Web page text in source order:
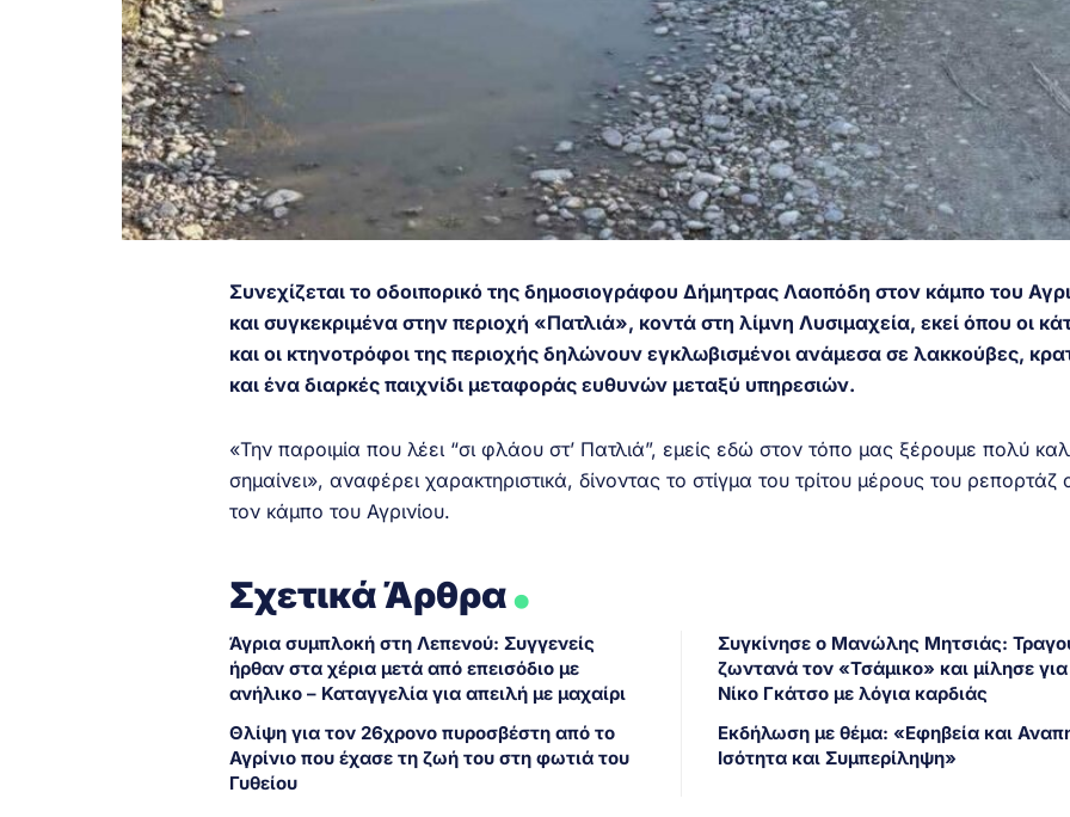
Συνεχίζεται το οδοιπορικό της δημοσιογράφου Δήμητρας Λαοπόδη στον κάμπο του
και συγκεκριμένα στην περιοχή «Πατλιά», κοντά στη λίμνη Λυσιμαχεία, εκεί όπου οι
και οι κτηνοτρόφοι της περιοχής δηλώνουν εγκλωβισμένοι ανάμεσα σε λακκούβες,
και ένα διαρκές παιχνίδι μεταφοράς ευθυνών μεταξύ υπηρεσιών.
«Την παροιμία που λέει “σι φλάου στ’ Πατλιά”, εμείς εδώ στον τόπο μας ξέρουμε πολύ
σημαίνει», αναφέρει χαρακτηριστικά, δίνοντας το στίγμα του τρίτου μέρους του ρεπορτάζ
τον κάμπο του Αγρινίου.
Σχετικά Άρθρα.
Άγρια συμπλοκή στη Λεπενού: Συγγενείς
ήρθαν στα χέρια μετά από επεισόδιο με
ανήλικο – Καταγγελία για απειλή με μαχαίρι
Θλίψη για τον 26χρονο πυροσβέστη από το
Αγρίνιο που έχασε τη ζωή του στη φωτιά του
Γυθείου
Συγκίνησε ο Μανώλης Μητσιάς:
ζωντανά τον «Τσάμικο» και μίλησε
Νίκο Γκάτσο με λόγια καρδιάς
Εκδήλωση με θέμα: «Εφηβεία και
Ισότητα και Συμπερίληψη»